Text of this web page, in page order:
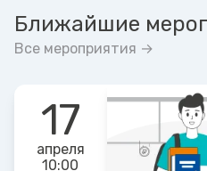
Ближайшие
Все мероприятия →
17
апреля
10:00